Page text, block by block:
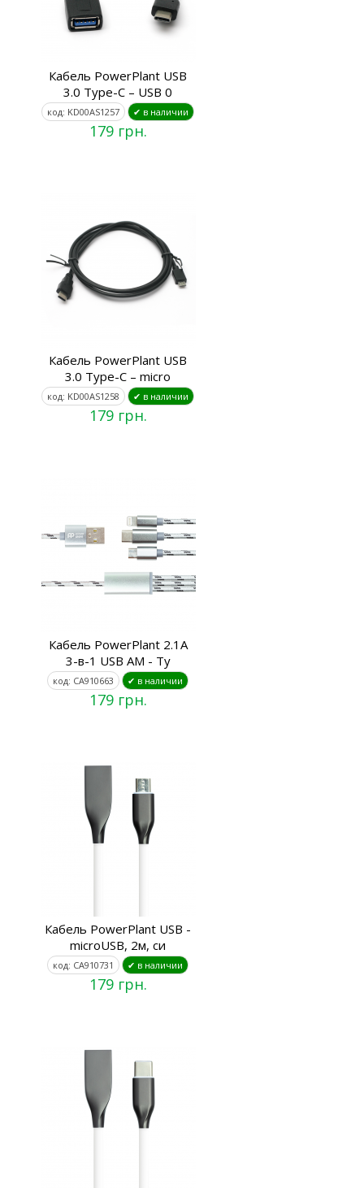
Кабель PowerPlant USB
3.0 Type-C – USB 0
код: KD00AS1257 ✔ в наличии
179 грн.
Кабель PowerPlant USB
3.0 Type-C – micro
код: KD00AS1258 ✔ в наличии
179 грн.
Кабель PowerPlant 2.1A
3-в-1 USB AM - Ty
код: CA910663 ✔ в наличии
179 грн.
Кабель PowerPlant USB -
microUSB, 2м, си
код: CA910731 ✔ в наличии
179 грн.